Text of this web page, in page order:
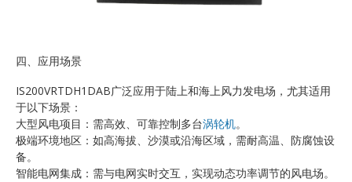
四、应用场景
IS200VRTDH1DAB广泛应用于陆上和海上风力发电场，尤其适用
于以下场景：
大型风电项目：需高效、可靠控制多台涡轮机。
极端环境地区：如高海拔、沙漠或沿海区域，需耐高温、防腐蚀设
备。
智能电网集成：需与电网实时交互，实现动态功率调节的风电场。